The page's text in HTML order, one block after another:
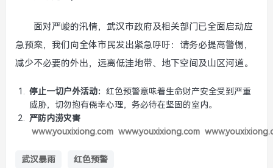
面对严峻的汛情，武汉市政府及相关部门已全面启动应
急预案，我们向全体市民发出紧急呼吁：请务必提高警惕，
减少不必要的外出，远离低洼地带、地下空间及山区河道。
停止一切户外活动： 红色预警意味着生命财产安全受到严重
威胁，切勿抱有侥幸心理，务必待在坚固的室内。
严防内涝灾害
www.youxixiong.com www.youxixiong.com
武汉暴雨 红色预警